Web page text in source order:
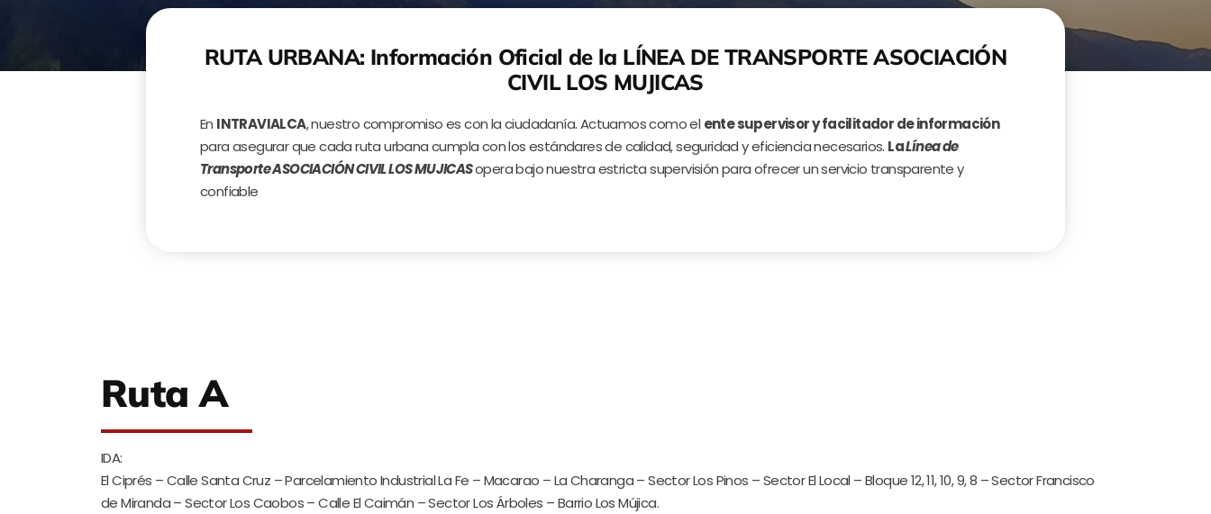
RUTA URBANA: Información Oficial de la LÍNEA DE TRANSPORTE ASOCIACIÓN
CIVIL LOS MUJICAS
En INTRAVIALCA, nuestro compromiso es con la ciudadanía. Actuamos como el ente supervisor y facilitador de información
para asegurar que cada ruta urbana cumpla con los estándares de calidad, seguridad y eficiencia necesarios. LaLínea de
Transporte ASOCIACIÓN CIVIL LOS MUJICASopera bajo nuestra estricta supervisión para ofrecer un servicio transparente y
confiable
Ruta A
IDA:
El Ciprés – Calle Santa Cruz – Parcelamiento Industrial La Fe – Macarao – La Charanga – Sector Los Pinos – Sector El Local – Bloque 12, 11, 10, 9, 8 – Sector Francisco
de Miranda – Sector Los Caobos – Calle El Caimán – Sector Los Árboles – Barrio Los Mújica.